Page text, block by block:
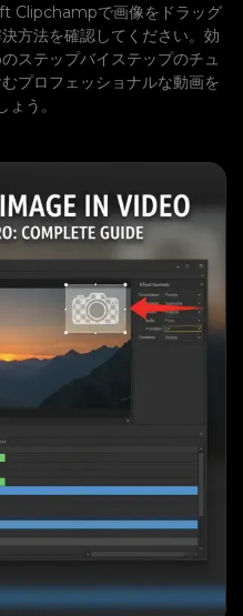
Clipchampで画像をドラッグ
方法を確認してください。効
ステップバイステップのチュ
プロフェッショナルな動画を
う。